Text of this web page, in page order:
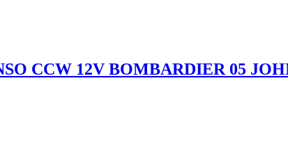
CCW 12V BOMBARDIER 05